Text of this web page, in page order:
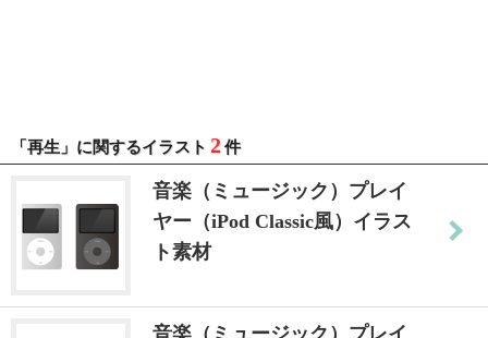
「再生」に関するイラスト 2件
音楽（ミュージック）プレイ
ヤー（iPod Classic風）イラス
ト素材
音楽（ミュージック）プレイ